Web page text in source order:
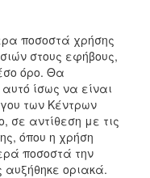
ποσοστά χρήσης
στους εφήβους,
όρο. Θα
ίσως να είναι
των Κέντρων
σε αντίθεση με τις
όπου η χρήση
ποσοστά την
οριακά.